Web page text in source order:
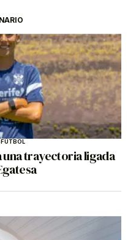
FÚTBOL
una trayectoria ligada